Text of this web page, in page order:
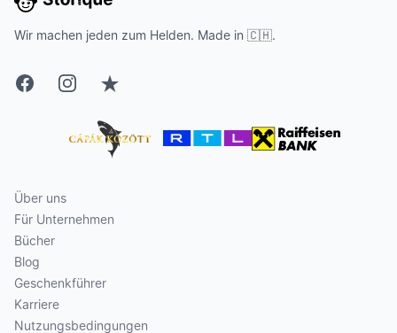
Wir machen jeden zum Helden. Made in 🇨🇭.
FacebookInstagramTrustpilot
Über uns
Für Unternehmen
Bücher
Blog
Geschenkführer
Karriere
Nutzungsbedingungen